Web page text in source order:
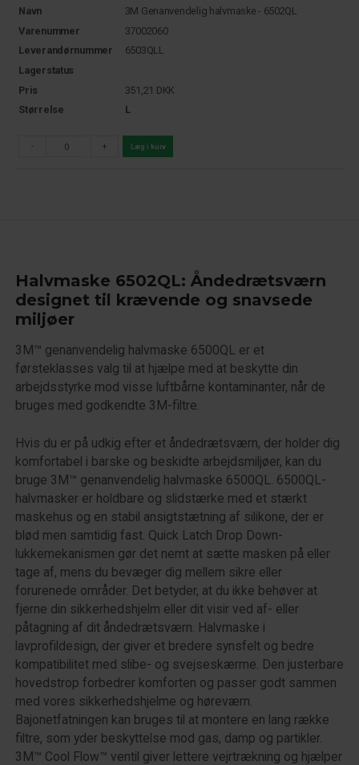
Halvmaske 6502QL: Åndedrætsværn
designet til krævende og snavsede
miljøer
3M™ genanvendelig halvmaske 6500QL er et
førsteklasses valg til at hjælpe med at beskytte din
arbejdsstyrke mod visse luftbårne kontaminanter, når de
bruges med godkendte 3M-filtre.
Hvis du er på udkig efter et åndedrætsværn, der holder dig
komfortabel i barske og beskidte arbejdsmiljøer, kan du
bruge 3M™ genanvendelig halvmaske 6500QL. 6500QL-
halvmasker er holdbare og slidstærke med et stærkt
maskehus og en stabil ansigtstætning af silikone, der er
blød men samtidig fast. Quick Latch Drop Down-
lukkemekanismen gør det nemt at sætte masken på eller
tage af, mens du bevæger dig mellem sikre eller
forurenede områder. Det betyder, at du ikke behøver at
fjerne din sikkerhedshjelm eller dit visir ved af- eller
påtagning af dit åndedrætsværn. Halvmaske i
lavprofildesign, der giver et bredere synsfelt og bedre
kompatibilitet med slibe- og svejseskærme. Den justerbare
hovedstrop forbedrer komforten og passer godt sammen
med vores sikkerhedshjelme og høreværn.
Bajonetfatningen kan bruges til at montere en lang række
filtre, som yder beskyttelse mod gas, damp og partikler.
3M™ Cool Flow™ ventil giver lettere vejrtrækning og hjælper
Navn
3M Genanvendelig halvmaske - 6502QL
Varenummer
37002060
Leverandørnummer
6503QLL
Lagerstatus
Pris
351,21 DKK
Størrelse
L
- + Læg i kurv